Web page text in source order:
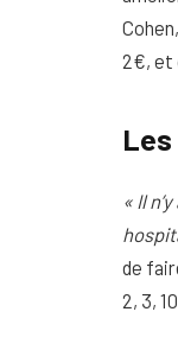
2€, et
« Il
de
2, 3,